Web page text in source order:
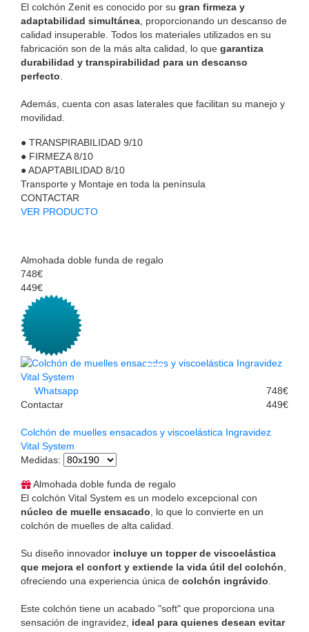
El colchón Zenit es conocido por su gran firmeza y
adaptabilidad simultánea , proporcionando un descanso de
calidad insuperable. Todos los materiales utilizados en su
fabricación son de la más alta calidad, lo que garantiza
durabilidad y transpirabilidad para un descanso
perfecto
Además, cuenta con asas laterales que facilitan su manejo y
movilidad.
● TRANSPIRABILIDAD 9/10
● FIRMEZA 8/10
●ADAPTABILIDAD 8/10
Transporte y Montaje en toda la península
CONTACTAR
VER PRODUCTO
Almohada doble funda de regalo
748€
449€
Whatsapp
Contactar
748€
449€
Colchón de muelles ensacados y viscoelástica Ingravidez
Vital System
Medidas:
Almohada doble funda de regalo
El colchón Vital System es un modelo excepcional con
núcleo de muelle ensacado , lo que lo convierte en un
colchón de muelles de alta calidad.
Su diseño innovador incluye un topper de viscoelástica
que mejora el confort y extiende la vida útil del colchón
ofreciendo una experiencia única de colchón ingrávido
Este colchón tiene un acabado "soft" que proporciona una
sensación de ingravidez, ideal para quienes desean evitar